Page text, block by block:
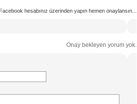
hesabınız üzerinden yapın hemen onaylansın...
Onay bekleyen yorum yok.